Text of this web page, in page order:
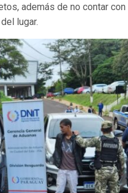
además de no contar
lugar.